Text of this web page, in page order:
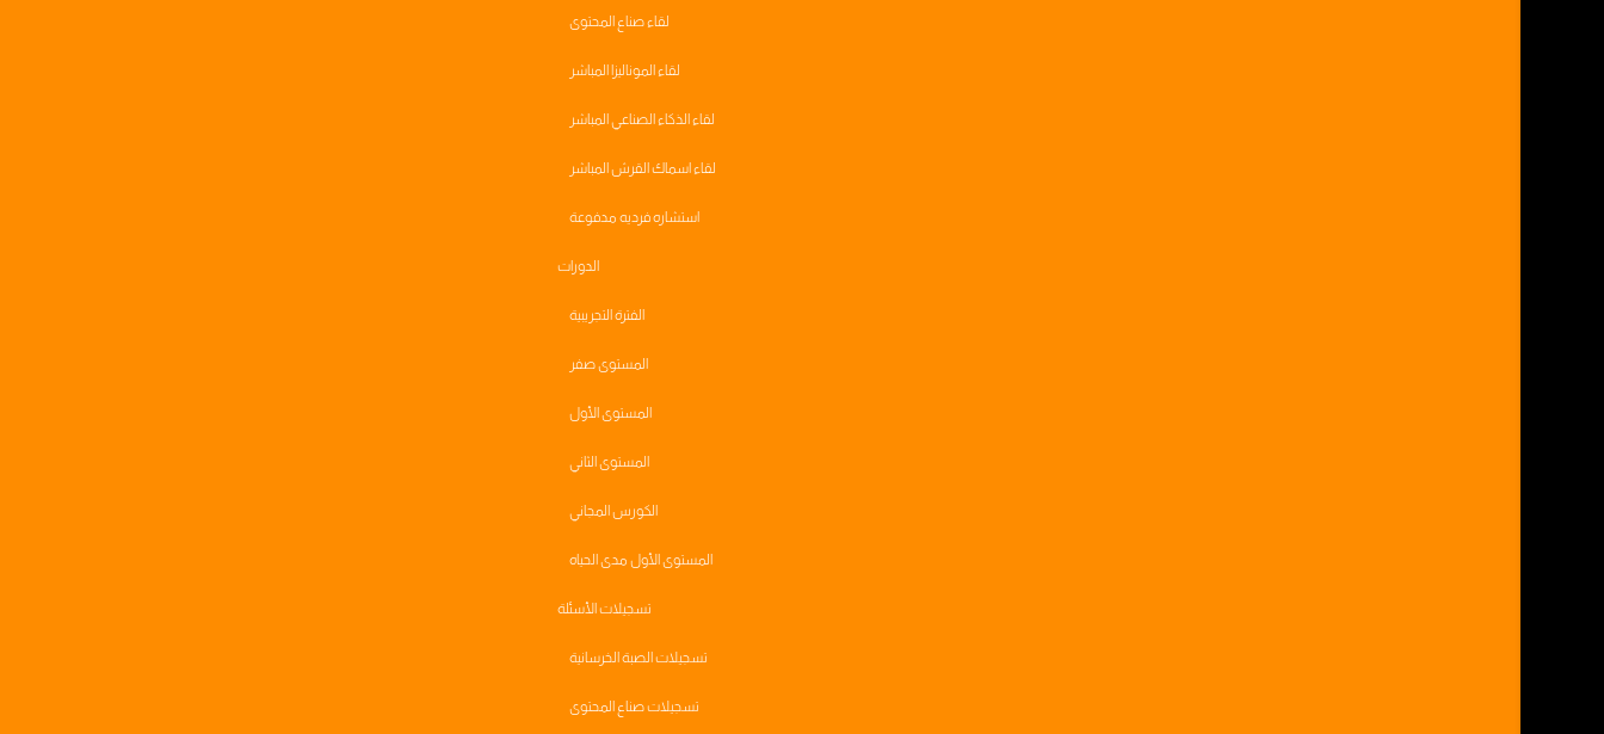
لقاء صناع المحتوى
لقاء الموناليزا المباشر
لقاء الذكاء الصناعي المباشر
لقاء اسماك القرش المباشر
استشاره فرديه مدفوعة
الدورات
الفترة التجريبية
المستوى صفر
المستوى الأول
المستوى الثاني
الكورس المجاني
المستوى الأول مدى الحياه
تسجيلات الأسئلة
تسجيلات الصبة الخرسانية
تسجيلات صناع المحتوى